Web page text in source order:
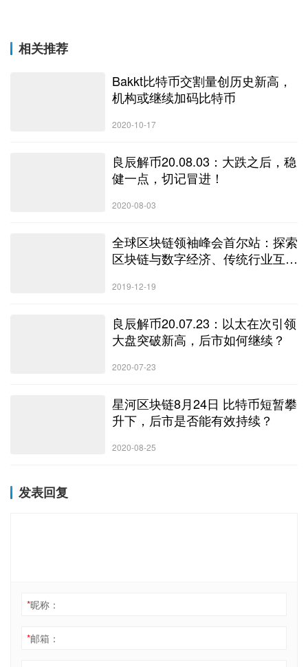
相关推荐
Bakkt比特币交割量创历史新高，
机构或继续加码比特币
2020-10-17
良辰解币20.08.03：大跌之后，稳
健一点，切记冒进！
2020-08-03
全球区块链领袖峰会首尔站：探索
区块链与数字经济、传统行业互相
2019-12-19
良辰解币20.07.23：以太在次引领
大盘突破新高，后市如何继续？
2020-07-23
星河区块链8月24日 比特币短暂攀
升下，后市是否能有效持续？
2020-08-25
发表回复
*昵称：
*邮箱：